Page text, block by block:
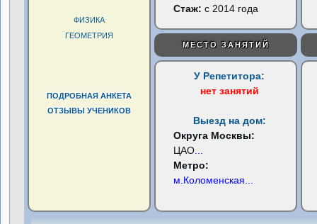
ФИЗИКА
ГЕОМЕТРИЯ
ПОДРОБНАЯ АНКЕТА
ОТЗЫВЫ УЧЕНИКОВ
Стаж: с 2014 года
МЕСТО ЗАНЯТИЙ
У Репетитора:
нет занятий
Выезд на дом:
Округа Москвы:
ЦАО
Метро:
м.Коломенская